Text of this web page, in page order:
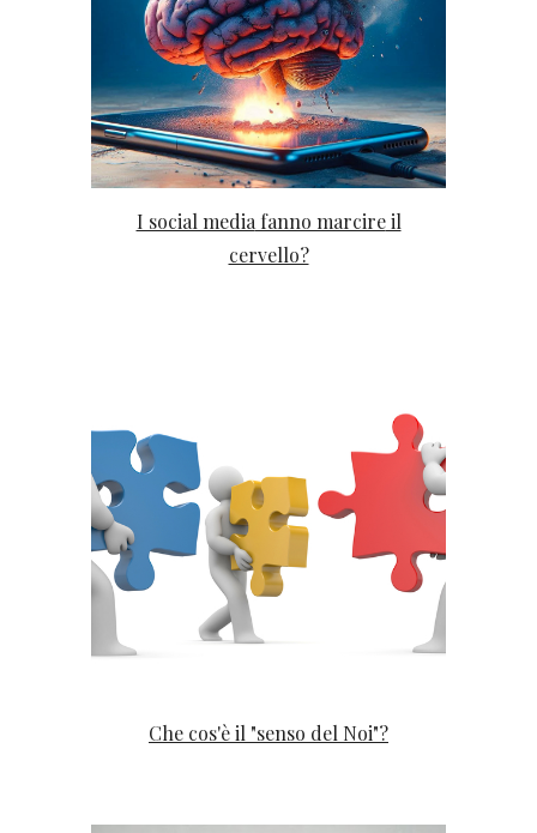
I social media fanno marcireil
cervello?
Che cos'è il "senso del Noi"?